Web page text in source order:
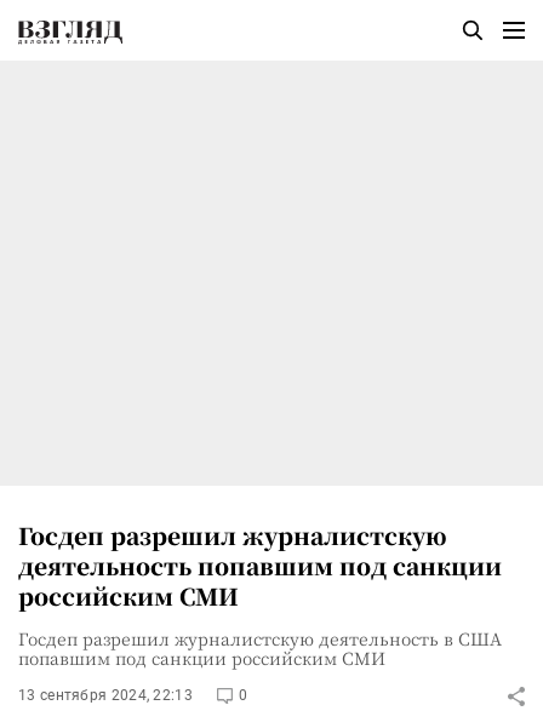
Госдеп разрешил журналистскую
деятельность попавшим под санкции
российским СМИ
Госдеп разрешил журналистскую деятельность в США
попавшим под санкции российским СМИ
13 сентября 2024, 22:13 0